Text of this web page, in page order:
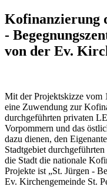
Kofinanzierung
-
von der Ev.
Mit der Projektskizze vom
eine Zuwendung zur
durchgeführten privaten
Vorpommern und das
dazu dienen, den
Stadtgebiet
die Stadt die nationale
Projekte ist „St. Jürgen -
Ev. Kirchengemeinde St.